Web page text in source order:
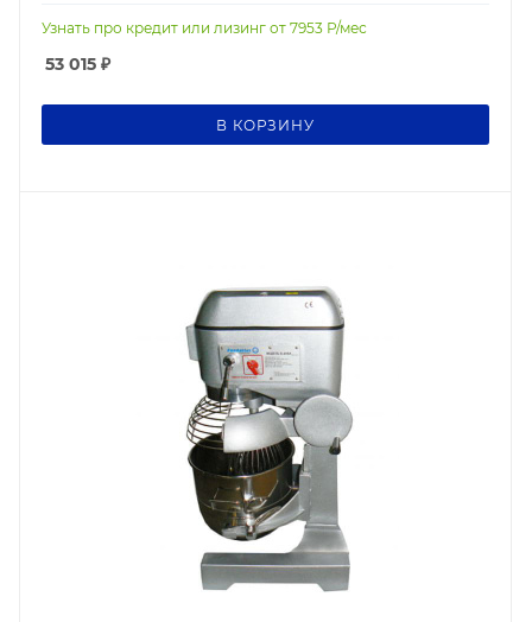
Узнать про кредит или лизинг от 7953 Р/мес
53 015 ₽
В КОРЗИНУ